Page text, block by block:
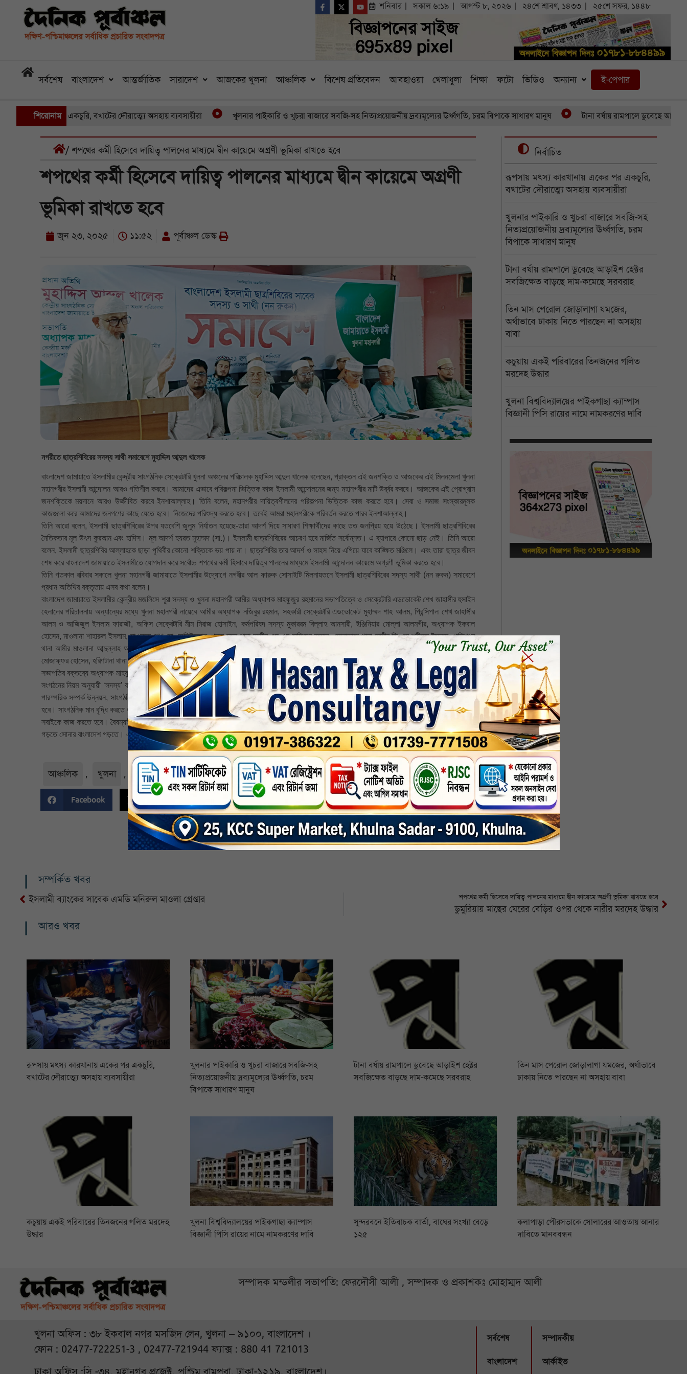
শনিবার সকাল ৬:১৯ আগস্ট ৮, ২০২৬ ২৪শে শ্রাবণ, ১৪৩৩ ২৫শে সফর, ১৪৪৮
সর্বশেষ বাংলাদেশ আন্তর্জাতিক সারাদেশ আজকের খুলনা আঞ্চলিক বিশেষ প্রতিবেদন আবহাওয়া খেলাধুলা শিক্ষা ফটো ভিডিও অন্যান্য ই-পেপার
শিরোনাম
একের পর একচুরি, বখাটের দৌরাত্ম্যে অসহায় ব্যবসায়ীরা খুলনার পাইকারি ও খুচরা বাজারে সবজি-সহ নিত্যপ্রয়োজনীয় দ্রব্যমূল্যের ঊর্ধ্বগতি, চরম বিপাকে সাধারণ মানুষ টানা বর্ষায় রামপালে ডুবেছে আড়াইশ
/ শপথের কর্মী হিসেবে দায়িত্ব পালনের মাধ্যমে দ্বীন কায়েমে অগ্রণী ভূমিকা রাখতে হবে
শপথের কর্মী হিসেবে দায়িত্ব পালনের মাধ্যমে দ্বীন কায়েমে অগ্রণী
ভূমিকা রাখতে হবে
জুন ২৩, ২০২৫ ১১:৫২ পূর্বাঞ্চল ডেস্ক
নগরীতে ছাত্রশিবিরের সদস্য সাথী সমাবেশে মুহাদ্দিস আব্দুল খালেক
বাংলাদেশ জামায়াতে ইসলামীর কেন্দ্রীয় সাংগঠনিক সেক্রেটারি খুলনা অঞ্চলের পরিচালক মুহাদ্দিস আব্দুল খালেক বলেছেন, প্রাক্তন এই জনশক্তি ও আজকের এই মিলনমেলা খুলনা
মহানগরীর ইসলামী আন্দোলন আরও গতিশীল করবে। আমাদের এভাবে পরিকল্পনা ভিত্তিক কাজ ইসলামী আন্দোলনের জন্য মহানগরীর মাটি উর্র্বর করবে। আজকের এই প্রোগ্রাম
জনশক্তিকে ময়দানে আরও উজ্জীবিত করবে ইনশাআল্লাহ। তিনি বলেন, মহানগরীর দায়িত্বশীলদের পরিকল্পনা ভিত্তিক কাজ করতে হবে। সেবা ও সমাজ সংস্কারমূলক
কাজগুলো করে আমাদের জনগণের কাছে যেতে হবে। নিজেদের পরিশুদ্ধ করতে হবে। তবেই আমরা মহানগরীকে পরিবর্তন করতে পারব ইনশাআল্লাহ।
তিনি আরো বলেন, ইসলামী ছাত্রশিবিরের উপর যতবেশি জুলুম নির্যাতন হয়েছে-তারা আদর্শ দিয়ে সাধারণ শিক্ষার্থীদের কাছে তত জনপ্রিয় হয়ে উঠেছে। ইসলামী ছাত্রশিবিরের
নৈতিকতার মূল উৎস কুরআন এবং হাদিস। মূল আদর্শ হযরত মুহাম্মদ (সা.)। ইসলামী ছাত্রশিবিরের আচরণ হবে মার্জিত সর্বোন্নত। এ ব্যাপারে কোনো ছাড় নেই। তিনি আরো
বলেন, ইসলামী ছাত্রশিবির আল্লাহকে ছাড়া পৃথিবীর কোনো শক্তিকে ভয় পায় না। ছাত্রশিবির তার আদর্শ ও সাহস নিয়ে এগিয়ে যাবে কাঙ্ক্ষিত মঞ্জিলে। এবং তারা ছাত্র জীবন
শেষ করে বাংলাদেশ জামায়াতে ইসলামীতে যোগদান করে সর্বোচ্চ শপথের কর্মী হিসাবে দায়িত্ব পালনের মাধ্যমে ইসলামী আন্দোলন কায়েমে অগ্রণী ভুমিকা করতে হবে।
তিনি গতকাল রবিবার সকালে খুলনা মহানগরী জামায়াতে ইসলামীর উদ্যোগে নগরীর আল ফারুক সোসাইটি মিলনায়তনে ইসলামী ছাত্রশিবিরের সদস্য সাথী (নন রুকন) সমাবেশে
প্রধান অতিথির বক্তৃতায় এসব কথা বলেন।
বাংলাদেশ জামায়াতে ইসলামীর কেন্দ্রীয় মজলিসে শূরা সদস্য ও খুলনা মহানগরী আমীর অধ্যাপক মাহফুজুর রহমানের সভাপতিত্বে ও সেক্রেটারি এডভোকেট শেখ জাহাঙ্গীর হুসাইন
হেলালের পরিচালনায় অন্যান্যের মধ্যে খুলনা মহানগরী নায়েবে আমীর অধ্যাপক নজিবুর রহমান, সহকারী সেক্রেটারি এডভোকেট মুহাম্মদ শাহ আলম, প্রিন্সিপাল শেখ জাহাঙ্গীর
আলম ও আজিজুল ইসলাম ফারাজৗ, অফিস সেক্রেটারি মীম মিরাজ হোসাইন, কর্মপরিষদ সদস্য মুকাররম বিল্লাহ আনসারী, ইঞ্জিনিয়ার মোল্লা আলমগীর, অধ্যাপক ইকবাল
হোসেন, মাওলানা শাহারুল ইসলাম, মাওলানা শেখ মো. অলিউল্লাহ, খুলনা সদর থানা আমীর এস এম হাফিজুর রহমান, সোনাডাঙ্গা থানা আমীর জি এম শহীদুল ইসলাম, খালিশপুর
থানা আমীর মাওলানা আব্দুল্লাহ আল মামুন, দৌলতপুর থানা আমীর মাওলানা মুশাররফ আনসারী, আড়ংঘাটা থানা আমীর মাওলানা নিয়াজ আনসারী, লবণচরা থানা আমীর মো.
মোজাফ্ফর হোসেন, হরিণটানা থানা আমীর মাওলানা আব্দুল গফুর প্রমুখ উপস্থিত ছিলেন।
সভাপতির বক্তব্যে অধ্যাপক মাহফুজুর রহমান বলেন, ছাত্রশিবিরের সদস্য সাথী (নন-রুকন) সমাবেশ বলতে ছাত্রশিবিরের সেই সকল সদস্য ও সাথীদের সমাবেশকে বোঝায় যারা
সংগঠনের নিয়ম অনুযায়ী ‘সদস্য’ বা ‘রুকন’ নন। তবে জামায়াতে ইসলামীর বিভিন্ন কার্যক্রমে সক্রিয়ভাবে অংশ নেন। এই ধরনের সমাবেশ সাধারণত সদস্য ও সাথীদের মধ্যে
পারস্পরিক সম্পর্ক উন্নয়ন, সাংগঠনিক আলোচনা ও দিকনির্দেশনা প্রদানের জন্য আয়োজিত হয়। তিনি বলেন, সমাজ থেকে বৈষম্য দূর করতে হলে নিজেকে ইমানের সাথে চলতে
হবে। সাংগঠনিক মান বৃদ্ধি করতে হবে। নিজেদেরকে প্রস্তুত করতে হবে আল্লাহর নামে। একমাত্র আল্লাহ ছাড়া কোন মাবুদ নেই। সেই বিশ্বাস মনে প্রাণে বিশ^াস রেখে
সবাইকে কাজ করতে হবে। বৈষম্যহীন সমাজ গড়তে আমাদের আরও অনেক কাজ করতে হবে। আমরা চাইনা দেশে আর কোন অন্যায় অবিচার হোক। আমরা চাই সুন্দর বাংলাদেশ
গড়তে সোনার বাংলাদেশ গড়তে। এ জন্য সবাইকে সোনার মানুষ তৈরী করে ঐক্যবদ্ধভাবে দেশ গঠনে এগিয়ে আসতে হবে।
আঞ্চলিক , খুলনা , খুলনা জেলা , নির্বাচিত রাজনীতি
Facebook Linkedin Whatsapp Print
নির্বাচিত
রূপসায় মৎস্য কারখানায় একের পর একচুরি,
বখাটের দৌরাত্ম্যে অসহায় ব্যবসায়ীরা
খুলনার পাইকারি ও খুচরা বাজারে সবজি-সহ
নিত্যপ্রয়োজনীয় দ্রব্যমূল্যের ঊর্ধ্বগতি, চরম
বিপাকে সাধারণ মানুষ
টানা বর্ষায় রামপালে ডুবেছে আড়াইশ হেক্টর
সবজিক্ষেত বাড়ছে দাম-কমেছে সরবরাহ
তিন মাস পেরোল জোড়ালাগা যমজের,
অর্থাভাবে ঢাকায় নিতে পারছেন না অসহায়
বাবা
কচুয়ায় একই পরিবারের তিনজনের গলিত
মরদেহ উদ্ধার
খুলনা বিশ্ববিদ্যালয়ের পাইকগাছা ক্যাম্পাস
বিজ্ঞানী পিসি রায়ের নামে নামকরণের দাবি
সম্পর্কিত খবর
ইসলামী ব্যাংকের সাবেক এমডি মনিরুল মাওলা গ্রেপ্তার শপথের কর্মী হিসেবে দায়িত্ব পালনের মাধ্যমে দ্বীন কায়েমে অগ্রণী ভূমিকা রাখতে হবে
ডুমুরিয়ায় মাছের ঘেরের বেড়ির ওপর থেকে নারীর মরদেহ উদ্ধার
আরও খবর
রূপসায় মৎস্য কারখানায় একের পর একচুরি,
বখাটের দৌরাত্ম্যে অসহায় ব্যবসায়ীরা
খুলনার পাইকারি ও খুচরা বাজারে সবজি-সহ
নিত্যপ্রয়োজনীয় দ্রব্যমূল্যের ঊর্ধ্বগতি, চরম
বিপাকে সাধারণ মানুষ
টানা বর্ষায় রামপালে ডুবেছে আড়াইশ হেক্টর
সবজিক্ষেত বাড়ছে দাম-কমেছে সরবরাহ
তিন মাস পেরোল জোড়ালাগা যমজের, অর্থাভাবে
ঢাকায় নিতে পারছেন না অসহায় বাবা
কচুয়ায় একই পরিবারের তিনজনের গলিত মরদেহ
উদ্ধার
খুলনা বিশ্ববিদ্যালয়ের পাইকগাছা ক্যাম্পাস
বিজ্ঞানী পিসি রায়ের নামে নামকরণের দাবি
সুন্দরবনে ইতিবাচক বার্তা, বাঘের সংখ্যা বেড়ে
১২৫
কলাপাড়া পৌরসভাকে সোলারের আওতায় আনার
দাবিতে মানববন্ধন
সম্পাদক মন্ডলীর সভাপতি: ফেরদৌসী আলী , সম্পাদক ও প্রকাশকঃ মোহাম্মদ আলী
খুলনা অফিস : ৩৮ ইকবাল নগর মসজিদ লেন, খুলনা – ৯১০০, বাংলাদেশ ।
ফোন : 02477-722251-3 , 02477-721944 ফ্যাক্স : 880 41 721013
সর্বশেষ
বাংলাদেশ
সম্পাদকীয়
আর্কাইভ